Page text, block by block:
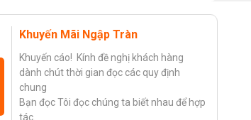
Khuyến Mãi Ngập Tràn
Khuyến cáo! Kính đề nghị khách hàng
dành chút thời gian đọc các quy định
chung
Bạn đọc Tôi đọc chúng ta biết nhau để hợp
tác.